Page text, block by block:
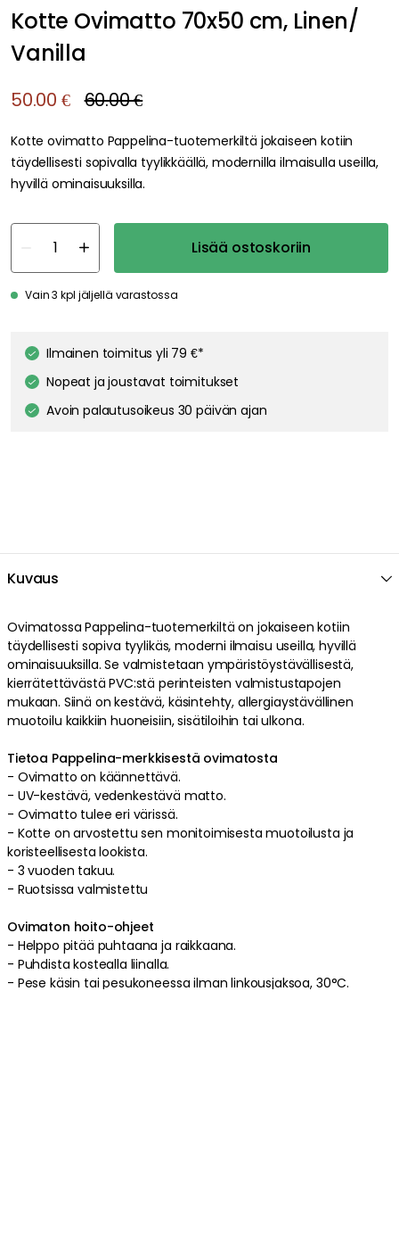
Kotte Ovimatto 70x50 cm, Linen/
Vanilla
50.00 € 60.00 €
Kotte ovimatto Pappelina-tuotemerkiltä jokaiseen kotiin
täydellisesti sopivalla tyylikkäällä, modernilla ilmaisulla useilla,
hyvillä ominaisuuksilla.
Lisää ostoskoriin
Vain 3 kpl jäljellä varastossa
Ilmainen toimitus yli 79 €*
Nopeat ja joustavat toimitukset
Avoin palautusoikeus 30 päivän ajan
Kuvaus
Ovimatossa Pappelina-tuotemerkiltä on jokaiseen kotiin
täydellisesti sopiva tyylikäs,moderni ilmaisu useilla,hyvillä
ominaisuuksilla. Se valmistetaan ympäristöystävällisestä,
kierrätettävästä PVC:stä perinteisten valmistustapojen
mukaan. Siinä onkestävä, käsintehty, allergiaystävällinen
muotoilu kaikkiin huoneisiin, sisätiloihin tai ulkona.
Tietoa Pappelina-merkkisestä ovimatosta
- Ovimatto on käännettävä.
- UV-kestävä, vedenkestävä matto.
- Ovimatto tulee eri värissä.
- Kotte on arvostettu sen monitoimisesta muotoilusta ja
koristeellisesta lookista.
- 3 vuoden takuu.
- Ruotsissa valmistettu
Ovimaton hoito-ohjeet
- Helppo pitää puhtaana ja raikkaana.
- Puhdista kostealla liinalla.
- Pese käsin tai pesukoneessa ilman linkousjaksoa, 30°C.